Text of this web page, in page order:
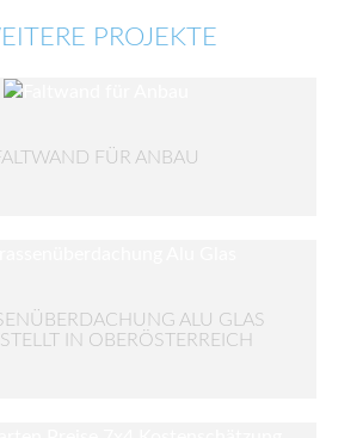
PROJEKTE
FÜR ANBAU
ALU GLAS
IN OBERÖSTERREICH